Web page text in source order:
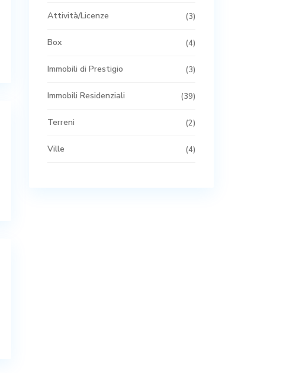
Attività/Licenze (3)
Box (4)
Immobili di Prestigio (3)
Immobili Residenziali (39)
Terreni (2)
Ville (4)